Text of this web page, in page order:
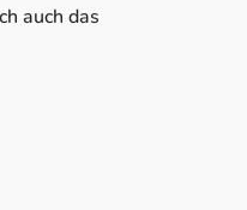
auch das